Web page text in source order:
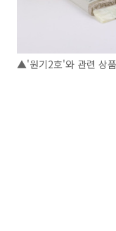
▲'원기2호'와 관련 상